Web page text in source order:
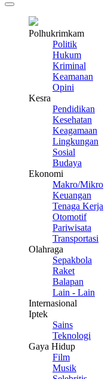
Polhukrimkam
Politik
Hukum
Kriminal
Keamanan
Opini
Kesra
Pendidikan
Kesehatan
Keagamaan
Lingkungan
Sosial
Budaya
Ekonomi
Makro/Mikro
Keuangan
Tenaga Kerja
Otomotif
Pariwisata
Transportasi
Olahraga
Sepakbola
Raket
Balapan
Lain - Lain
Internasional
Iptek
Sains
Teknologi
Gaya Hidup
Film
Musik